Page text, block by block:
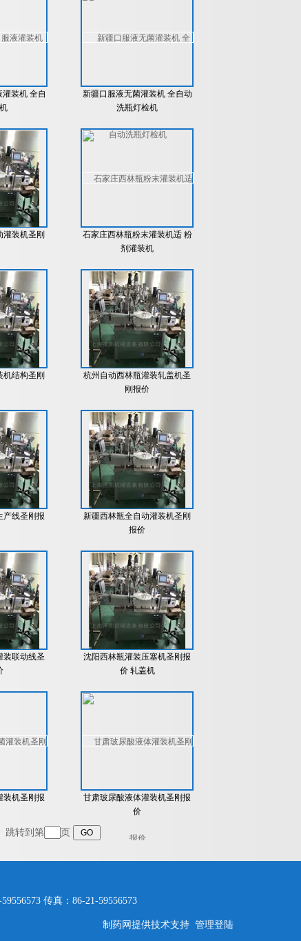
灌装机 全自
新疆口服液无菌灌装机 全自动
洗瓶灯检机
装机圣刚
石家庄西林瓶粉末灌装机适 粉
剂灌装机
机结构圣刚
杭州自动西林瓶灌装轧盖机圣
刚报价
产线圣刚报
新疆西林瓶全自动灌装机圣刚
报价
装联动线圣
沈阳西林瓶灌装压塞机圣刚报
价 轧盖机
装机圣刚报
甘肃玻尿酸液体灌装机圣刚报
价
跳转到第 页
传真：86-21-59556573
制药网 提供技术支持 管理登陆